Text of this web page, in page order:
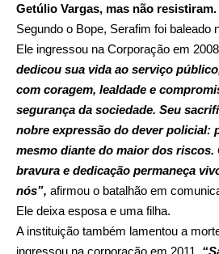
Getúlio Vargas, mas não resistiram.
Segundo o Bope, Serafim foi baleado
Ele ingressou na Corporação em
dedicou sua vida ao serviço
com coragem, lealdade e
segurança da sociedade. Seu
nobre expressão do dever policial:
mesmo diante do maior dos riscos.
bravura e dedicação permaneça
nós”, afirmou o batalhão em
Ele deixa esposa e uma filha.
A instituição também lamentou a
ingressou na corporação em 2011.